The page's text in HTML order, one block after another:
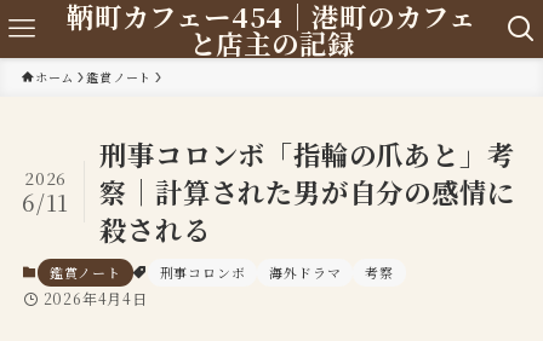
鞆町カフェー454｜港町のカフェ
と店主の記録
ホーム 鑑賞ノート
刑事コロンボ「指輪の爪あと」考
察｜計算された男が自分の感情に
殺される
2026
6/11
鑑賞ノート 刑事コロンボ 海外ドラマ 考察
2026年4月4日